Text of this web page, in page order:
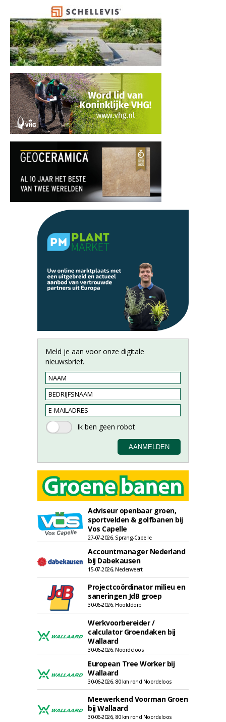
Meld je aan voor onze digitale
nieuwsbrief.
Adviseur openbaar groen,
sportvelden & golfbanen bij
Vos Capelle
27-07-2026, Sprang-Capelle
Accountmanager Nederland
bij Dabekausen
15-07-2026, Nederweert
Projectcoördinator milieu en
saneringen JdB groep
30-06-2026, Hoofddorp
Werkvoorbereider /
calculator Groendaken bij
Wallaard
30-06-2026, Noordeloos
European Tree Worker bij
Wallaard
30-06-2026, 80 km rond Noordeloos
Meewerkend Voorman Groen
bij Wallaard
30-06-2026, 80 km rond Noordeloos